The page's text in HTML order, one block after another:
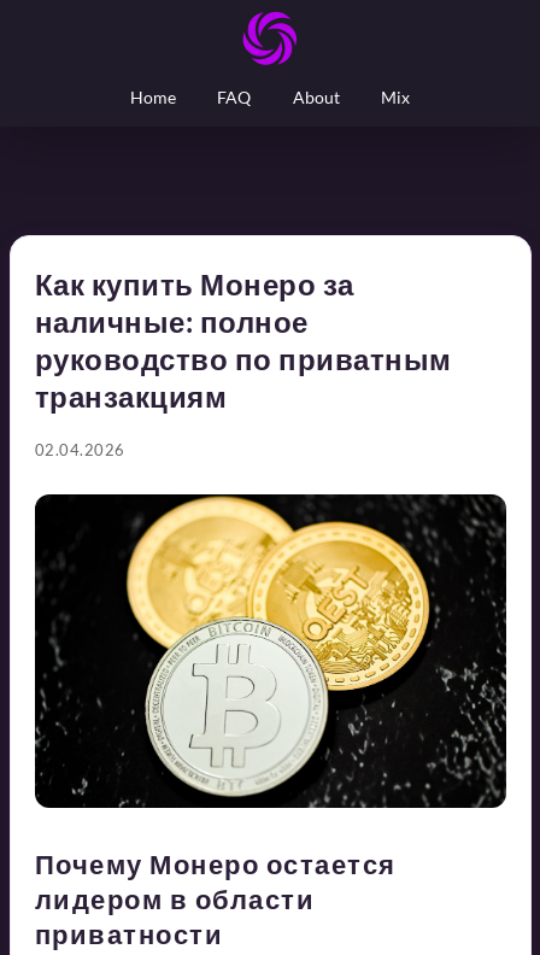
Home FAQ About Mix
Как купить Монеро за
наличные: полное
руководство по приватным
транзакциям
02.04.2026
Почему Монеро остается
лидером в области
приватности